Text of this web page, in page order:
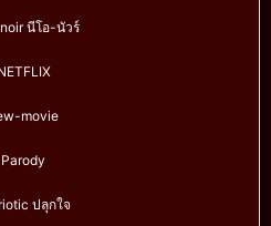
นีโอ-นัวร์
movie
Parody
ปลุกใจ